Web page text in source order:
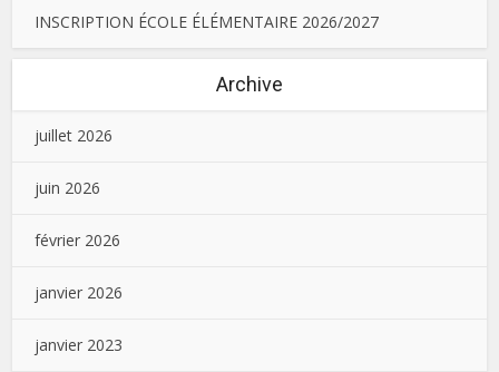
INSCRIPTION ÉCOLE ÉLÉMENTAIRE 2026/2027
Archive
juillet 2026
juin 2026
février 2026
janvier 2026
janvier 2023